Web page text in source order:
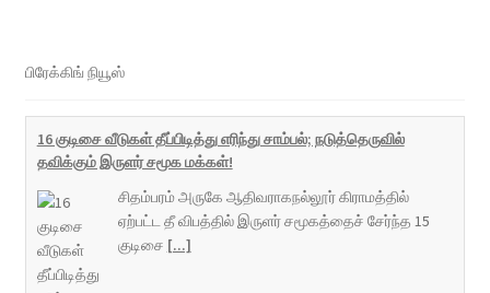
பிரேக்கிங் நியூஸ்
16 குடிசை வீடுகள் தீப்பிடித்து எரிந்து சாம்பல்; நடுத்தெருவில்
தவிக்கும் இருளர் சமூக மக்கள்!
சிதம்பரம் அருகே ஆதிவராகநல்லூர் கிராமத்தில்
ஏற்பட்ட தீ விபத்தில் இருளர் சமூகத்தைச் சேர்ந்த 15
குடிசை [...]